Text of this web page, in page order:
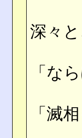
深々と
「な
「滅